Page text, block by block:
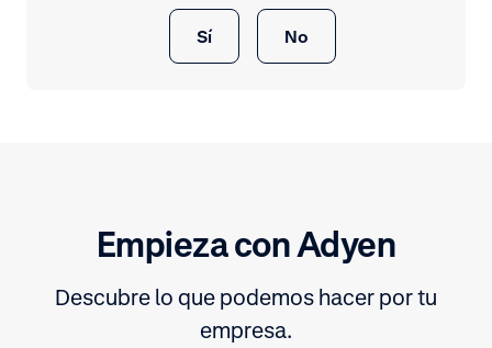
Sí No
Empieza con Adyen
Descubre lo que podemos hacer por tu
empresa.